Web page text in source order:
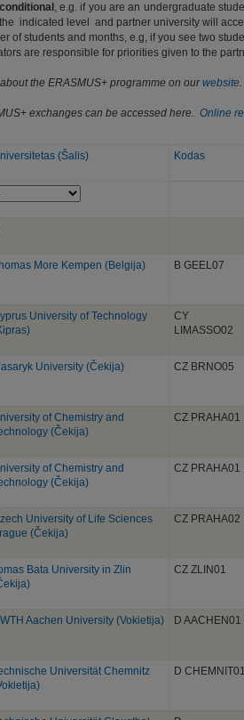
conditional , e.g. if you are an undergraduate
indicated level and partner university will
of students and months, e.g, if you see two
are responsible for priorities given to the
the ERASMUS+ programme on ourwebsite.
exchanges can be accessed here. Online
(Šalis) Kodas
More Kempen (Belgija) B GEEL07
University of Technology
CY
LIMASSO02
University (Čekija) CZ BRNO05
of Chemistry and
(Čekija)
CZ PRAHA01
of Chemistry and
(Čekija)
CZ PRAHA01
University of Life Sciences
(Čekija)
CZ PRAHA02
Bata University in Zlin
CZ ZLIN01
Aachen University (Vokietija) D AACHEN01
Universität Chemnitz
D